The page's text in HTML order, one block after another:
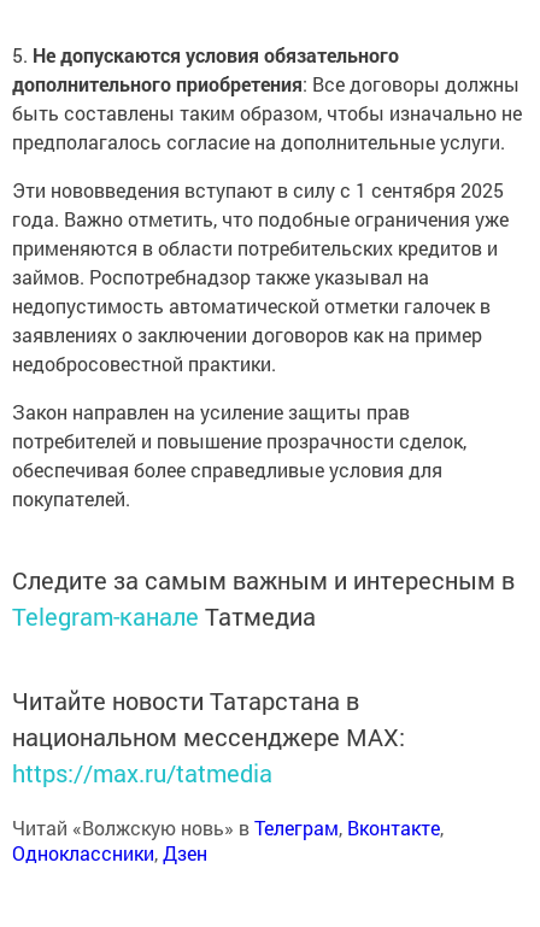
5. Не допускаются условия обязательного
дополнительного приобретения: Все договоры должны
быть составлены таким образом, чтобы изначально не
предполагалось согласие на дополнительные услуги.
Эти нововведения вступают в силу с 1 сентября 2025
года. Важно отметить, что подобные ограничения уже
применяются в области потребительских кредитов и
займов. Роспотребнадзор также указывал на
недопустимость автоматической отметки галочек в
заявлениях о заключении договоров как на пример
недобросовестной практики.
Закон направлен на усиление защиты прав
потребителей и повышение прозрачности сделок,
обеспечивая более справедливые условия для
покупателей.
Следите за самым важным и интересным в
Telegram-канале Татмедиа
Читайте новости Татарстана в
национальном мессенджере MАХ:
https://max.ru/tatmedia
Читай «Волжскую новь» вТелеграм, Вконтакте,
Одноклассники,Дзен